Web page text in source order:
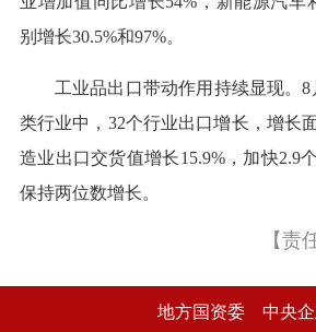
别增长30.5%和97%。
工业品出口带动作用持续显现。
类行业中，32个行业出口增长，增长
造业出口交货值增长15.9%，加快2.9
保持两位数增长。
【责
地方国资委 中央